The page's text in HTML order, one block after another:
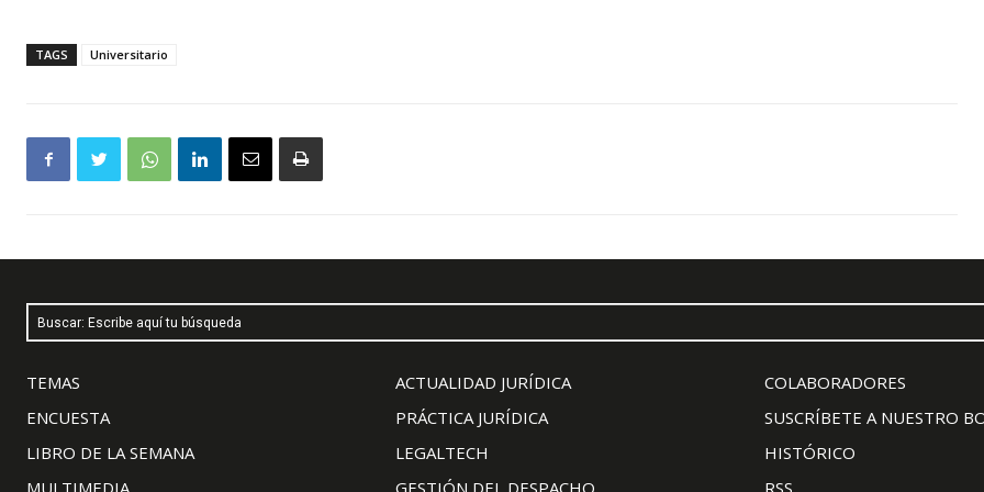
TAGS Universitario
Buscar: Escribe aquí tu búsqueda
TEMAS
ENCUESTA
LIBRO DE LA SEMANA
ACTUALIDAD JURÍDICA
PRÁCTICA JURÍDICA
LEGALTECH
COLABORADORES
SUSCRÍBETE A NUESTRO
HISTÓRICO